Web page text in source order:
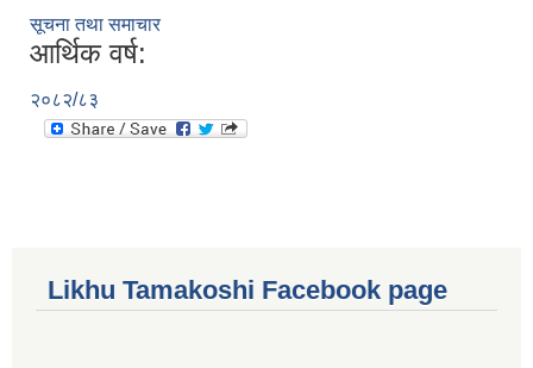
सूचना तथा समाचार
आर्थिक वर्ष:
२०८२/८३
Likhu Tamakoshi Facebook page